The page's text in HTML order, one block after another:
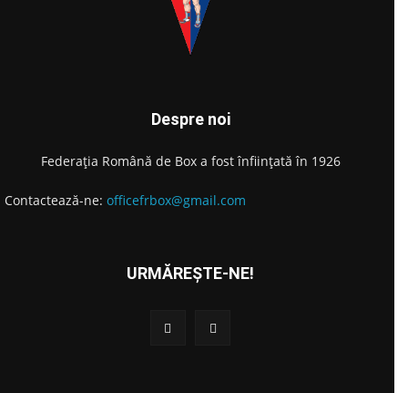
Despre noi
Federația Română de Box a fost înființată în 1926
Contactează-ne: officefrbox@gmail.com
URMĂREȘTE-NE!